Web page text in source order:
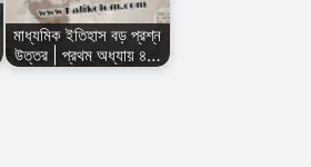
মাধ্যমিক ইতিহাস বড় প্রশ্ন
উত্তর | প্রথম অধ্যায় ৪…